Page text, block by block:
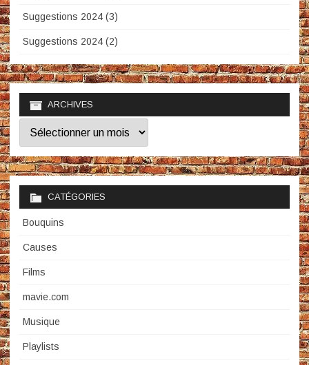
Suggestions 2024 (3)
Suggestions 2024 (2)
ARCHIVES
Archives
CATÉGORIES
Bouquins
Causes
Films
mavie.com
Musique
Playlists